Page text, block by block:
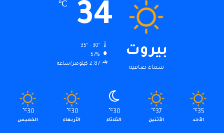
بيروت
سماء صافية
34
℃
35º - 30º
57%
2.87 كيلومتر/ساعة
35
℃
الأحد
37
℃
الأثنين
30
℃
الثلاثاء
30
℃
الأربعاء
30
℃
الخميس